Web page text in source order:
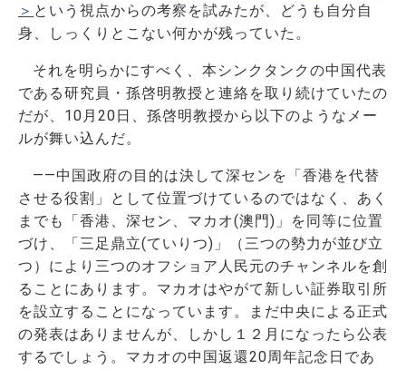
＞ という視点からの考察を試みたが、どうも自分自
身、しっくりとこない何かが残っていた。
それを明らかにすべく、本シンクタンクの中国代表
である研究員・孫啓明教授と連絡を取り続けていたの
だが、10月20日、孫啓明教授から以下のようなメー
ルが舞い込んだ。
――中国政府の目的は決して深センを「香港を代替
させる役割」として位置づけているのではなく、あく
までも「香港、深セン、マカオ(澳門)」を同等に位置
づけ、「三足鼎立(ていりつ)」（三つの勢力が並び立
つ）により三つのオフショア人民元のチャンネルを創
ることにあります。マカオはやがて新しい証券取引所
を設立することになっています。まだ中央による正式
の発表はありませんが、しかし１２月になったら公表
するでしょう。マカオの中国返還20周年記念日であ